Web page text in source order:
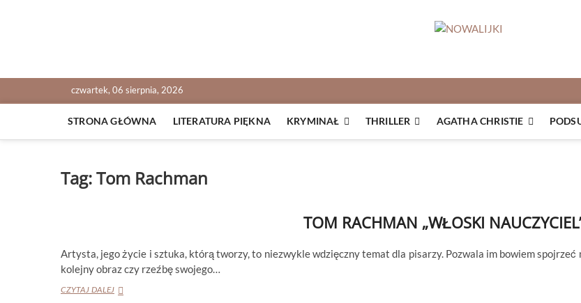
czwartek, 06 sierpnia, 2026
STRONA GŁÓWNA LITERATURA PIĘKNA KRYMINAŁ THRILLER AGATHA CHRISTIE
Tag:Tom Rachman
TOM RACHMAN „WŁOSKI
Artysta, jego życie i sztuka, którą tworzy, to niezwykle wdzięczny temat dla pisarzy. Pozwala im bowiem spojrzeć
kolejny obraz czy rzeźbę swojego…
CZYTAJ DALEJTOM